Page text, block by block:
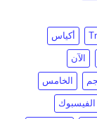
أكياس
الآن
الخامس
الفيسبوك